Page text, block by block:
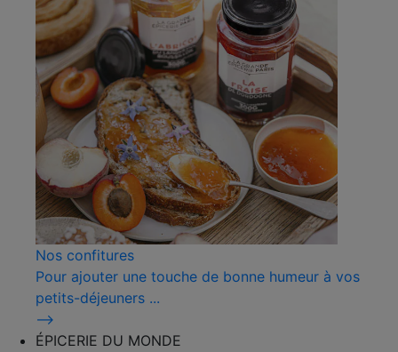
Nos confitures
Pour ajouter une touche de bonne humeur à vos
petits-déjeuners ...
⟶
ÉPICERIE DU MONDE